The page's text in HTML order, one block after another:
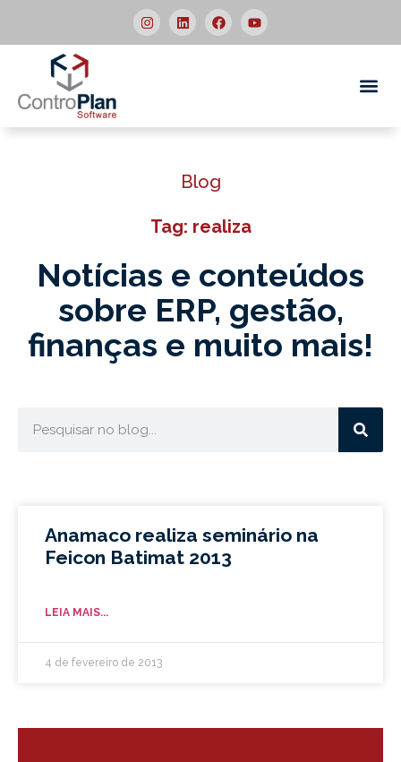
Blog
Tag: realiza
Notícias e conteúdos
sobre ERP, gestão,
finanças e muito mais!
Anamaco realiza seminário na
Feicon Batimat 2013
LEIA MAIS...
4 de fevereiro de 2013